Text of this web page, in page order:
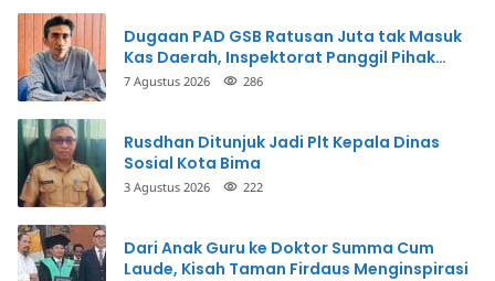
Dugaan PAD GSB Ratusan Juta tak Masuk
Kas Daerah, Inspektorat Panggil Pihak
Terkait
7 Agustus 2026 286
Rusdhan Ditunjuk Jadi Plt Kepala Dinas
Sosial Kota Bima
3 Agustus 2026 222
Dari Anak Guru ke Doktor Summa Cum
Laude, Kisah Taman Firdaus Menginspirasi